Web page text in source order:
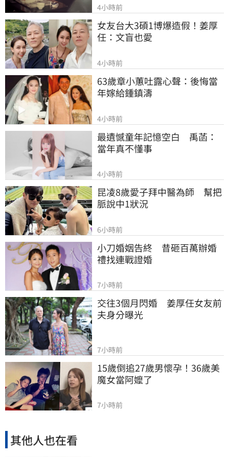
4小時前
女友台大3碩1博爆造假！姜厚
任：文盲也愛
4小時前
63歲章小蕙吐露心聲：後悔當
年嫁給鍾鎮濤
4小時前
最遺憾童年記憶空白　禹菡：
當年真不懂事
4小時前
昆凌8歲愛子拜中醫為師　幫把
脈說中1狀況
6小時前
小刀婚姻告終　昔砸百萬辦婚
禮找連戰證婚
7小時前
交往3個月閃婚　姜厚任女友前
夫身分曝光
7小時前
15歲倒追27歲男懷孕！36歲美
魔女當阿嬤了
7小時前
其他人也在看